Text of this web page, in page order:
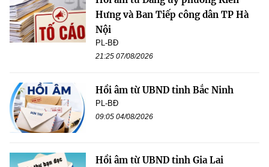
Hưng và Ban Tiếp công dân TP Hà
Nội
PL-BĐ
21:25 07/08/2026
Hồi âm từ UBND tỉnh Bắc Ninh
PL-BĐ
09:05 04/08/2026
Hồi âm từ UBND tỉnh Gia Lai